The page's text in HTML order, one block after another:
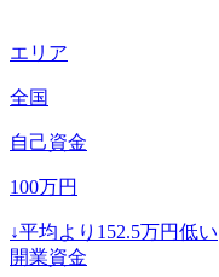
エリア
全国
自己資金
100万円
↓平均より 152.5万円低い
開業資金